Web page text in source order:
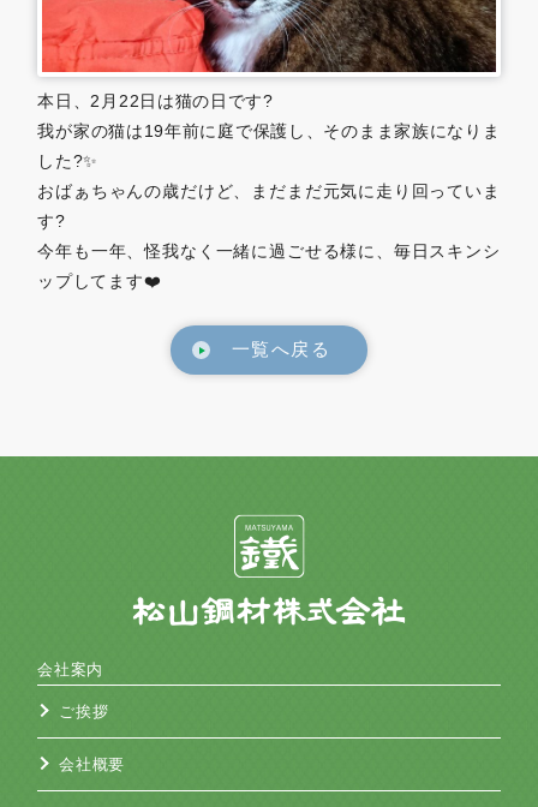
0479-57-3021
電話をかける
Webで
お問い合わせ
本日、2月22日は猫の日です?
我が家の猫は19年前に庭で保護し、そのまま家族になりま
した?✨
おばぁちゃんの歳だけど、まだまだ元気に走り回っていま
す?
今年も一年、怪我なく一緒に過ごせる様に、毎日スキンシ
ップしてます❤️
一覧へ戻る
会社案内
ご挨拶
会社概要